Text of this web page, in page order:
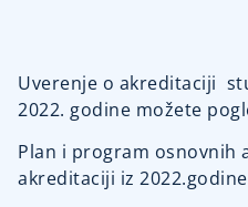
Uverenje o akreditaciji
2022. godine možete
Plan i program osnovnih
akreditaciji iz